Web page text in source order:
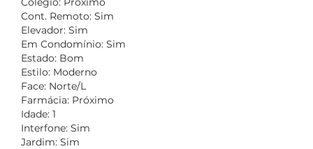
Cont. Remoto: Sim
Elevador: Sim
Em Condomínio: Sim
Estado: Bom
Estilo: Moderno
Face: Norte/L
Farmácia: Próximo
Idade: 1
Interfone: Sim
Jardim: Sim